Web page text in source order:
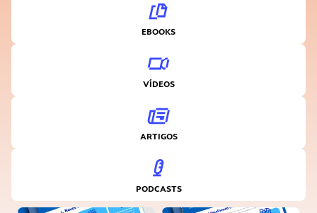
EBOOKS
VÍDEOS
ARTIGOS
PODCASTS